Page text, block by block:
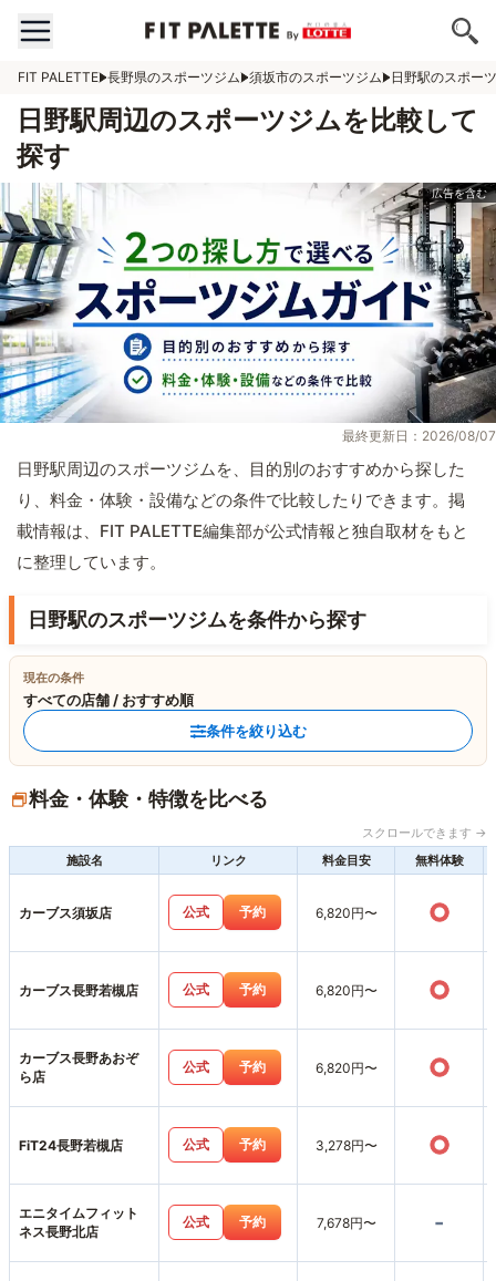
FIT PALETTE 長野県のスポーツジム 須坂市のスポーツジム 日野駅のスポー
日野駅周辺のスポーツジムを比較して
探す
最終更新日：2026/08/07
日野駅周辺のスポーツジムを、目的別のおすすめから探した
り、料金・体験・設備などの条件で比較したりできます。掲
載情報は、FIT PALETTE編集部が公式情報と独自取材をもと
に整理しています。
日野駅のスポーツジムを条件から探す
現在の条件
すべての店舗 / おすすめ順
条件を絞り込む
料金・体験・特徴を比べる
スクロールできます →
施設名
リンク 料金目安 無料体験
カーブス須坂店 公式 予約 6,820円〜 ○
カーブス長野若槻店 公式 予約 6,820円〜 ○
カーブス長野あおぞ
ら店
公式 予約 6,820円〜 ○
FiT24長野若槻店 公式 予約 3,278円〜 ○
エニタイムフィット
ネス長野北店
公式 予約 7,678円〜 -